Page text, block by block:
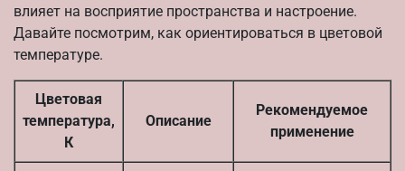
влияет на восприятие пространства и настроение.
Давайте посмотрим, как ориентироваться в цветовой
температуре.
Цветовая
температура,
К
Описание
Рекомендуемое
применение